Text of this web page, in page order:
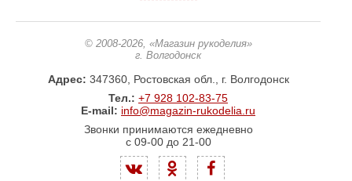
© 2008-2026, «Магазин рукоделия»
г. Волгодонск
Адрес: 347360, Ростовская обл., г. Волгодонск
Тел.: +7 928 102-83-75
E-mail: info@magazin-rukodelia.ru
Звонки принимаются ежедневно
с 09-00 до 21-00